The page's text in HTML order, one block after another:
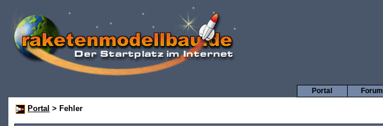
Forum
Portal
Portal > Fehler